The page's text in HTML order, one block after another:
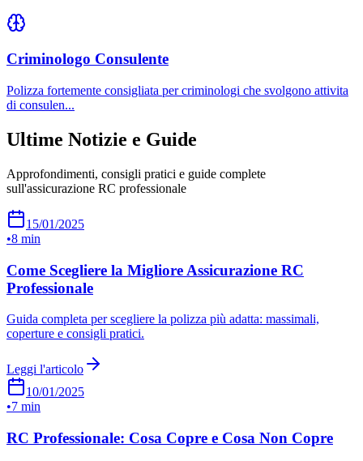
Criminologo Consulente
Polizza fortemente consigliata per criminologi che svolgono attivita
di consulen...
Ultime Notizie e Guide
Approfondimenti, consigli pratici e guide complete
sull'assicurazione RC professionale
15/01/2025
•8 min
Come Scegliere la Migliore Assicurazione RC
Professionale
Guida completa per scegliere la polizza più adatta: massimali,
coperture e consigli pratici.
Leggi l'articolo
10/01/2025
•7 min
RC Professionale: Cosa Copre e Cosa Non Copre